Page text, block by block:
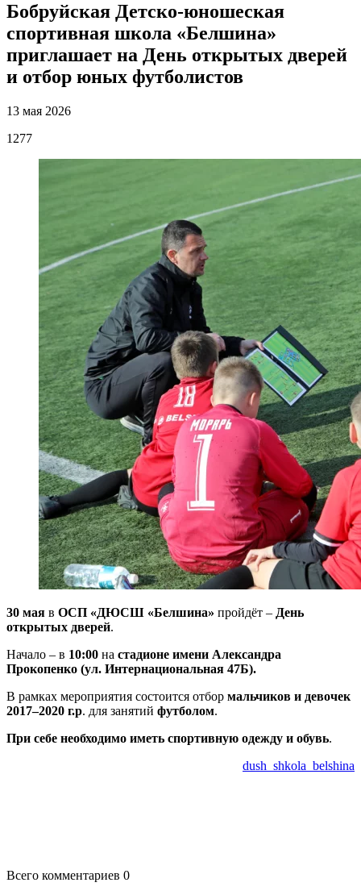
Бобруйская Детско-юношеская
спортивная школа «Белшина»
приглашает на День открытых дверей
и отбор юных футболистов
13 мая 2026
1277
30 мая в ОСП «ДЮСШ «Белшина» пройдёт – День
открытых дверей.
Начало – в 10:00 на стадионе имени Александра
Прокопенко (ул. Интернациональная 47Б).
В рамках мероприятия состоится отбор мальчиков и девочек
2017–2020 г.р. для занятий футболом.
При себе необходимо иметь спортивную одежду и обувь.
dush_shkola_belshina
Всего комментариев 0